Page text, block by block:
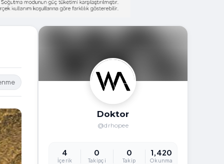
Doktor
@drhopee
4
İçerik
0
Takipçi
0
Takip
1,420
Okunma